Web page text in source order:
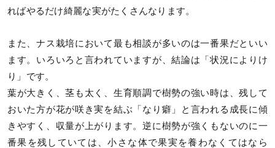
ればやるだけ綺麗な実がたくさんなります。
また、ナス栽培において最も相談が多いのは一番果だといい
ます。いろいろと言われていますが、結論は「状況によりけ
り」です。
葉が大きく、茎も太く、生育順調で樹勢の強い時は、残して
おいた方が花が咲き実を結ぶ「なり癖」と言われる成長に傾
きやすく、収量が上がります。逆に樹勢が強くもないのに一
番果を残していては、小さな体で果実を養わなくてはなら